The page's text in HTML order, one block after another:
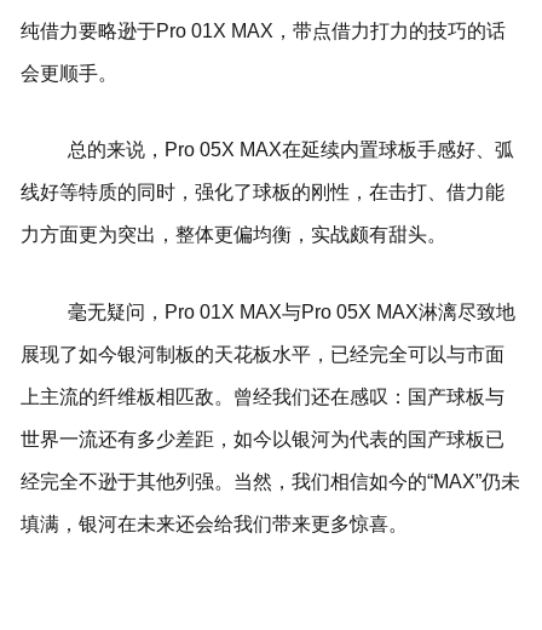
纯借力要略逊于Pro 01X MAX，带点借力打力的技巧的话
会更顺手。
总的来说，Pro 05X MAX在延续内置球板手感好、弧
线好等特质的同时，强化了球板的刚性，在击打、借力能
力方面更为突出，整体更偏均衡，实战颇有甜头。
毫无疑问，Pro 01X MAX与Pro 05X MAX淋漓尽致地
展现了如今银河制板的天花板水平，已经完全可以与市面
上主流的纤维板相匹敌。曾经我们还在感叹：国产球板与
世界一流还有多少差距，如今以银河为代表的国产球板已
经完全不逊于其他列强。当然，我们相信如今的“MAX”仍未
填满，银河在未来还会给我们带来更多惊喜。